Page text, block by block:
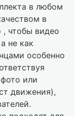
в любом
в
, чтобы видео
не как
особенно
или
движения),